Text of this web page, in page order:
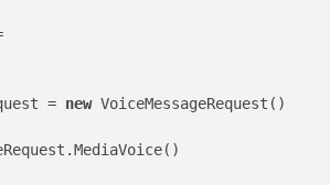
=
new VoiceMessageRequest()